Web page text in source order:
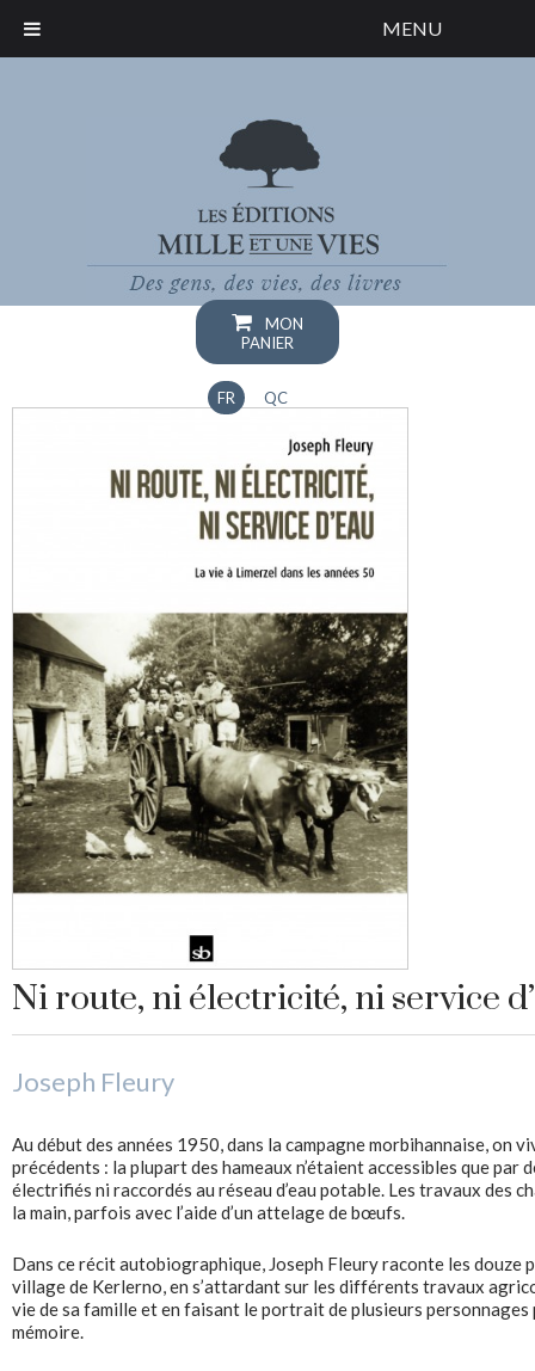
MON
PANIER
FR QC
Ni route, ni électricité, ni service
Joseph Fleury
Au début des années 1950, dans la campagne morbihannaise, on
précédents : la plupart des hameaux n’étaient accessibles que par
électrifiés ni raccordés au réseau d’eau potable. Les travaux des
la main, parfois avec l’aide d’un attelage de bœufs.
Dans ce récit autobiographique, Joseph Fleury raconte les douze
village de Kerlerno, en s’attardant sur les différents travaux
vie de sa famille et en faisant le portrait de plusieurs
mémoire.
MENU